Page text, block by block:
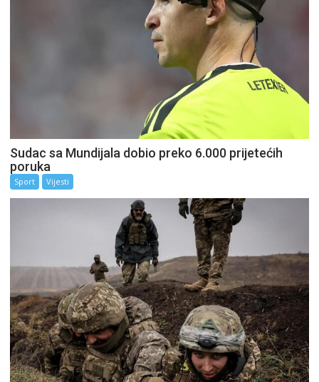
Sudac sa Mundijala dobio preko 6.000 prijetećih
poruka
Sport Vijesti